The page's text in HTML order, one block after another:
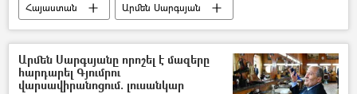
Հայաստան
Արմեն Սարգսյան
Գյումրի
Արմեն Սարգսյանը որոշել է մազերը
հարդարել Գյումրու
վարսավիրանոցում. լուսանկար